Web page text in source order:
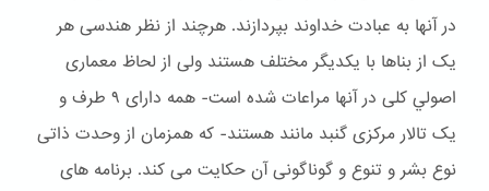
در آنها به عبادت خداوند بپردازند. هرچند از نظر هندسی هر
یک از بناها با یکدیگر مختلف هستند ولی از لحاظ معماری
اصولي کلی در آنها مراعات شده است- همه دارای ۹ طرف و
یک تالار مرکزی گنبد مانند هستند- که همزمان از وحدت ذاتی
نوع بشر و تنوع و گوناگونی آن حکایت می کند. برنامه های